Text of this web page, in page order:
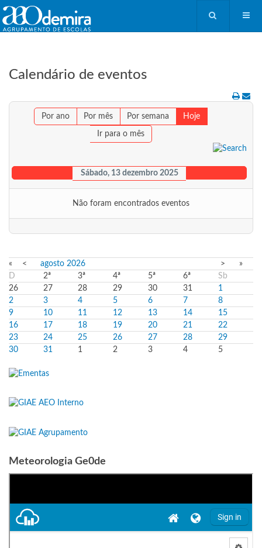
Calendário de eventos
Por ano Por mês Por semana Hoje
Ir para o mês
Sábado, 13 dezembro 2025
Não foram encontrados eventos
« < agosto 2026 >
»
D
2ª 3ª 4ª 5ª 6ª
Sb
26
27 28 29 30 31
1
2
3 4 5 6 7
8
9
10 11 12 13 14
15
16
17 18 19 20 21
22
23
24 25 26 27 28
29
30
31 1 2 3 4 5
Meteorologia Ge0de